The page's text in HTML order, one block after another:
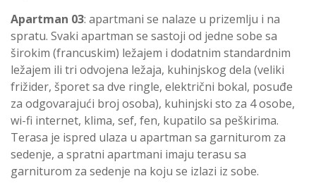
Apartman 03: apartmani se nalaze u prizemlju i na
spratu. Svaki apartman se sastoji od jedne sobe sa
širokim (francuskim) ležajem i dodatnim standardnim
ležajem ili tri odvojena ležaja, kuhinjskog dela (veliki
frižider, šporet sa dve ringle, električni bokal, posuđe
za odgovarajući broj osoba), kuhinjski sto za 4 osobe,
wi-fi internet, klima, sef, fen, kupatilo sa peškirima.
Terasa je ispred ulaza u apartman sa garniturom za
sedenje, a spratni apartmani imaju terasu sa
garniturom za sedenje na koju se izlazi iz sobe.